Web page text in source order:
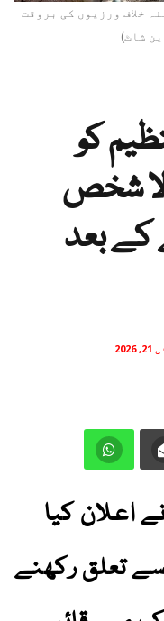
خلاف ورزیوں کی بروقت
شاٹ)
کو
شخص
کے بعد
اعلان کیا
تعلق رکھنے